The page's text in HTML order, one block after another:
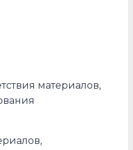
материалов,